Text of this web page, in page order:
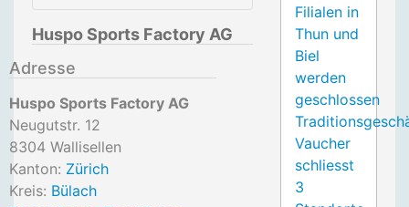
Huspo Sports Factory AG
Adresse
Huspo Sports Factory AG
Neugutstr. 12
8304 Wallisellen
Kanton: Zürich
Kreis: Bülach
Filialen in
Thun und
Biel
werden
geschlossen
Vaucher
schliesst
3